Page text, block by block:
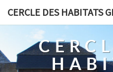
CERCLE DES HABITATS